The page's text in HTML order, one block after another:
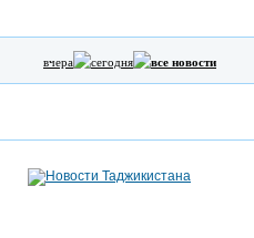
вчера сегодня все новости